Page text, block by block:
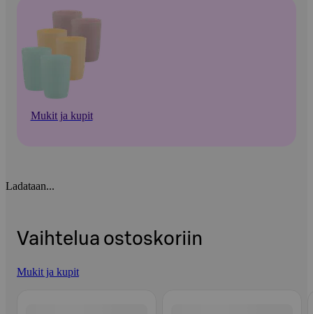
Mukit ja kupit
Ladataan...
Vaihtelua ostoskoriin
Mukit ja kupit